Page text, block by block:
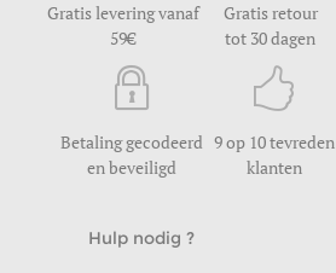
Gratis levering vanaf
59
Gratis retour
tot 30 dagen
Betaling gecodeerd
en beveiligd
9 op 10 tevreden
klanten
Hulp nodig ?